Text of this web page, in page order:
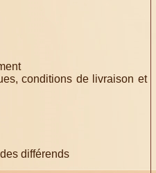
conditions de livraison et
différends